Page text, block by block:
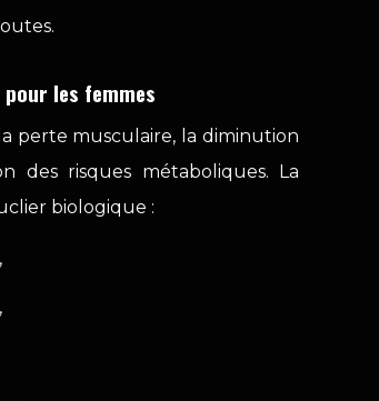
les femmes
perte musculaire, la diminution
des risques métaboliques. La
biologique :